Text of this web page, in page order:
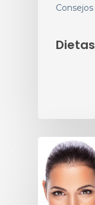
Consejos
Dietas